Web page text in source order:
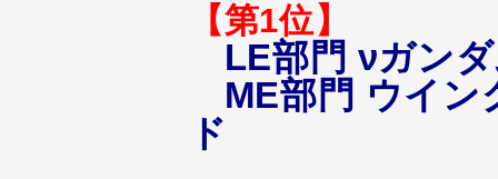
【第1位】
LE部門 νガン
ME部門 ウイ
ド